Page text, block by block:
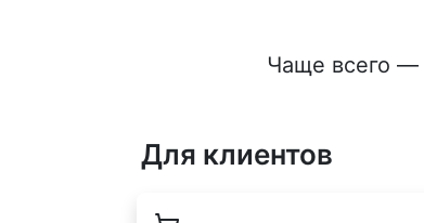
Чаще всего —
Для клиентов